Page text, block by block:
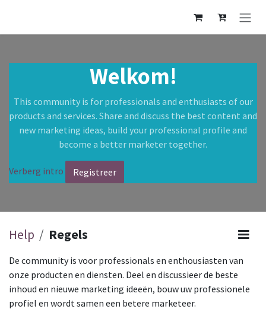
Welkom!
This community is for professionals and enthusiasts of our
products and services. Share and discuss the best content and
new marketing ideas, build your professional profile and
become a better marketer together.
Verberg intro Registreer
Help Regels
De community is voor professionals en enthousiasten van
onze producten en diensten. Deel en discussieer de beste
inhoud en nieuwe marketing ideeën, bouw uw professionele
profiel en wordt samen een betere marketeer.